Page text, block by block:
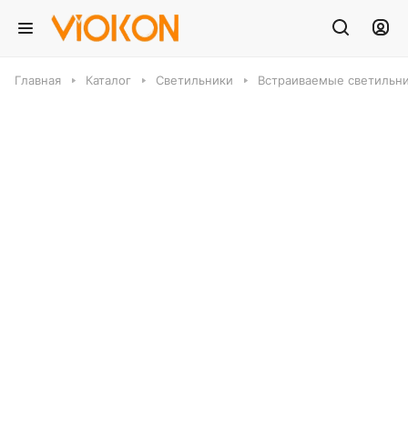
Главная Каталог Светильники Встраиваемые